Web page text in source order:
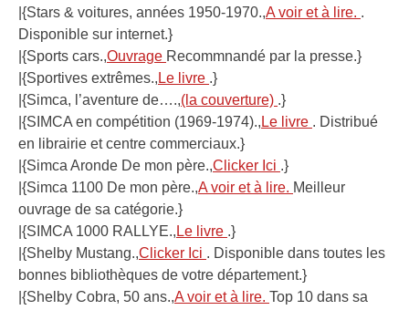
|{Stars & voitures, années 1950-1970.,A voir et à lire. .
Disponible sur internet.}
|{Sports cars.,Ouvrage Recommnandé par la presse.}
|{Sportives extrêmes., Le livre .}
|{Simca, l’aventure de….,(la couverture) .}
|{SIMCA en compétition (1969-1974)., Le livre . Distribué
en librairie et centre commerciaux.}
|{Simca Aronde De mon père.,Clicker Ici .}
|{Simca 1100 De mon père.,A voir et à lire. Meilleur
ouvrage de sa catégorie.}
|{SIMCA 1000 RALLYE., Le livre .}
|{Shelby Mustang.,Clicker Ici . Disponible dans toutes les
bonnes bibliothèques de votre département.}
|{Shelby Cobra, 50 ans.,A voir et à lire. Top 10 dans sa